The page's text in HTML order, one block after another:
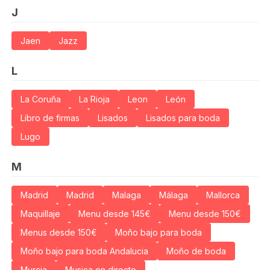
J
Jaen Jazz
L
La Coruña La Rioja Leon
León
Libro de firmas
Lisados
Lisados para boda
Lugo
M
Madrid Madrid Malaga Málaga
Mallorca
Maquillaje
Menu desde 145€
Menu desde 150€
Menus desde 150€
Moño bajo para boda
Moño bajo para boda Andalucia
Moño de boda